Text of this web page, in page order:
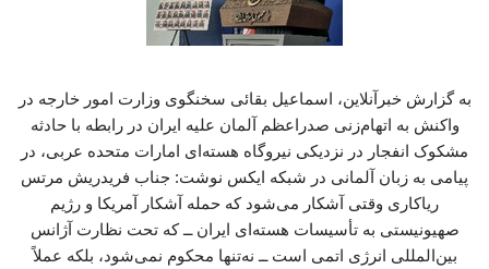
به گزارش خبرآنلاین، اسماعیل بقائی سخنگوی وزارت امور خارجه در
واکنش به اتهام‌زنی صدراعظم آلمان علیه ایران در رابطه با حادثه
مشکوک انفجار در نزدیکی نیروگاه‌ هسته‌ای امارات متحده عربی، در
پیامی به زبان آلمانی در شبکه ایکس نوشت: جناب فریدریش مرتس
ریاکاری وقتی آشکار می‌شود که حمله آشکار آمریکا و رژیم
صهیونیستی به تأسیسات هسته‌ای ایران ــ که تحت نظارت آژانس
بین‌المللی انرژی اتمی است ــ نه‌تنها محکوم نمی‌شود، بلکه عملاً